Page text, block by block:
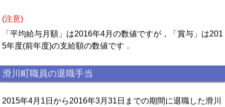
(注意)
「平均給与月額」は2016年4月の数値ですが，「賞与」は201
5年度(前年度)の支給額の数値です．
滑川町職員の退職手当
2015年4月1日から2016年3月31日までの期間に退職した滑川